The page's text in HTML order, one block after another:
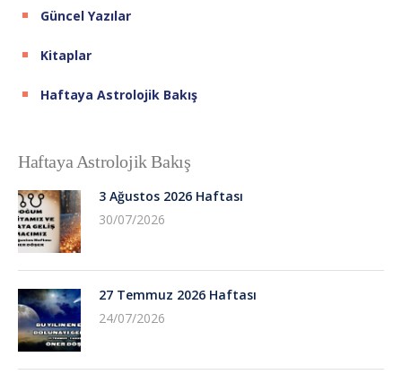
Güncel Yazılar
Kitaplar
Haftaya Astrolojik Bakış
Haftaya Astrolojik Bakış
3 Ağustos 2026 Haftası
30/07/2026
27 Temmuz 2026 Haftası
24/07/2026